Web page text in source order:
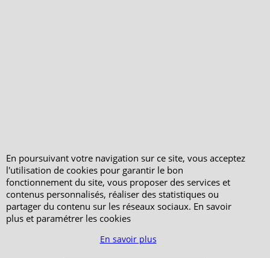
En poursuivant votre navigation sur ce site, vous acceptez
l'utilisation de cookies pour garantir le bon
fonctionnement du site, vous proposer des services et
contenus personnalisés, réaliser des statistiques ou
partager du contenu sur les réseaux sociaux. En savoir
plus et paramétrer les cookies
En savoir plus